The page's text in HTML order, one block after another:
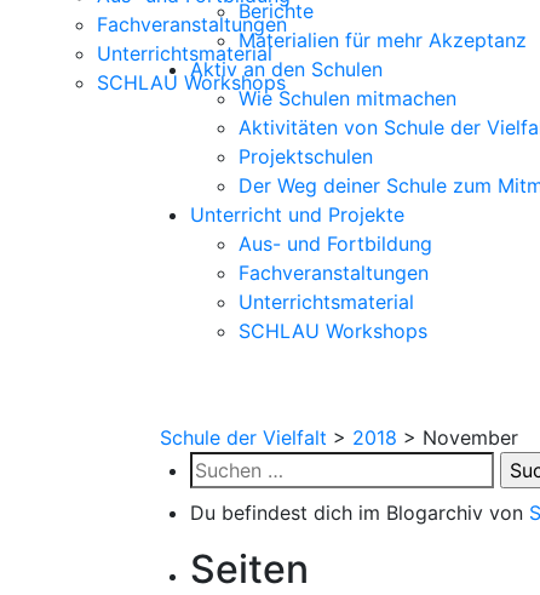
Fachveranstaltungen
Unterrichtsmaterial
SCHLAU Workshops
Berichte
Materialien für mehr Akzeptanz
Aktiv an den Schulen
Wie Schulen mitmachen
Aktivitäten von Schule der
Projektschulen
Der Weg deiner Schule zum
Unterricht und Projekte
Aus- und Fortbildung
Fachveranstaltungen
Unterrichtsmaterial
SCHLAU Workshops
Schule der Vielfalt > 2018 > November
Suchen
nach:
Du befindest dich im Blogarchiv von
Seiten